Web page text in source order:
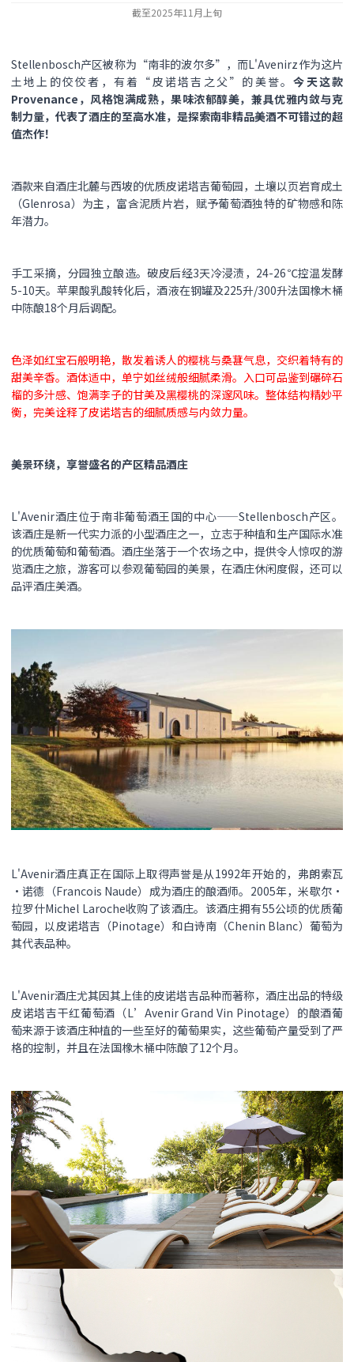
截至2025年11月上旬
Stellenbosch产区被称为“南非的波尔多”，而L'Avenirz作为这片
土地上的佼佼者，有着“皮诺塔吉之父”的美誉。今天这款
Provenance，风格饱满成熟，果味浓郁醇美，兼具优雅内敛与克
制力量，代表了酒庄的至高水准，是探索南非精品美酒不可错过的超
值杰作！
酒款来自酒庄北麓与西坡的优质皮诺塔吉葡萄园，土壤以页岩育成土
（Glenrosa）为主，富含泥质片岩，赋予葡萄酒独特的矿物感和陈
年潜力。
手工采摘，分园独立酿造。破皮后经3天冷浸渍，24-26℃控温发酵
5-10天。苹果酸乳酸转化后，酒液在钢罐及225升/300升法国橡木桶
中陈酿18个月后调配。
色泽如红宝石般明艳，散发着诱人的樱桃与桑葚气息，交织着特有的
甜美辛香。酒体适中，单宁如丝绒般细腻柔滑。入口可品鉴到碾碎石
榴的多汁感、饱满李子的甘美及黑樱桃的深邃风味。整体结构精妙平
衡，完美诠释了皮诺塔吉的细腻质感与内敛力量。
美景环绕，享誉盛名的产区精品酒庄
L'Avenir酒庄位于南非葡萄酒王国的中心——Stellenbosch产区。
该酒庄是新一代实力派的小型酒庄之一，立志于种植和生产国际水准
的优质葡萄和葡萄酒。酒庄坐落于一个农场之中，提供令人惊叹的游
览酒庄之旅，游客可以参观葡萄园的美景，在酒庄休闲度假，还可以
品评酒庄美酒。
L'Avenir酒庄真正在国际上取得声誉是从1992年开始的，弗朗索瓦
•诺德（Francois Naude）成为酒庄的酿酒师。2005年，米歇尔•
拉罗什Michel Laroche收购了该酒庄。该酒庄拥有55公顷的优质葡
萄园，以皮诺塔吉（Pinotage）和白诗南（Chenin Blanc）葡萄为
其代表品种。
L'Avenir酒庄尤其因其上佳的皮诺塔吉品种而著称，酒庄出品的特级
皮诺塔吉干红葡萄酒（L’Avenir Grand Vin Pinotage）的酿酒葡
萄来源于该酒庄种植的一些至好的葡萄果实，这些葡萄产量受到了严
格的控制，并且在法国橡木桶中陈酿了12个月。